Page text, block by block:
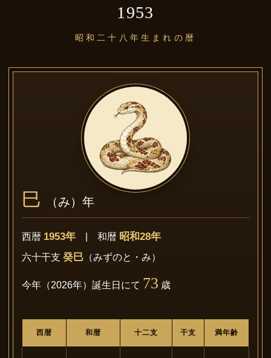
1953
昭和二十八年生まれの暦
巳 （み）年
西暦 1953年 | 和暦 昭和28年
六十干支 癸巳 （みずのと・み）
今年（2026年）誕生日にて 73 歳
西暦 和暦 十二支 干支 満年齢